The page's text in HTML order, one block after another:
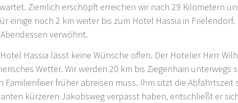
Ziemlich erschöpft erreichen wir nach 29 Kilometern
einige noch 2 km weiter bis zum Hotel Hassia in
verwöhnt.
Hassia lässt keine Wünsche offen. Der Hotelier Herr
Wetter. Wir werden 20 km bis Ziegenhain unterwegs
früher abreisen muss. Ihm sitzt die Abfahrtszeit
kürzeren Jakobsweg verpasst haben, entschließt er